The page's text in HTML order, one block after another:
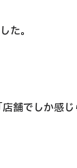
た。